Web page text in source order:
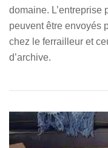
domaine. L’entreprise
peuvent être envoyés
chez le ferrailleur et
d’archive.